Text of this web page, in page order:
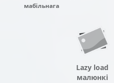
мабільнага
Lazy load
малюнкі